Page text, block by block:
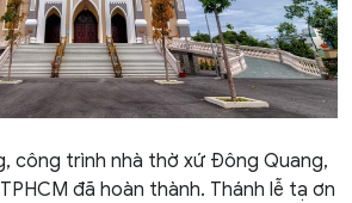
công trình nhà thờ xứ Đông Quang,
đã hoàn thành. Thánh lễ tạ ơn